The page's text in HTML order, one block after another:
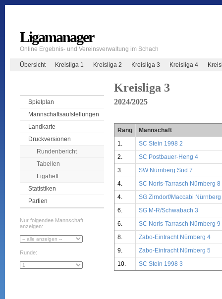
Ligamanager
Online Ergebnis- und Vereinsverwaltung im Schach
Übersicht Kreisliga 1 Kreisliga 2 Kreisliga 3 Kreisliga 4
Spielplan
Mannschaftsaufstellungen
Landkarte
Druckversionen
Rundenbericht
Tabellen
Ligaheft
Statistiken
Partien
Nur folgendee Mannschaft
anzeigen:
Runde:
Kreisliga 3
2024/2025
Rang
Mannschaft
1.
SC Stein 1998 2
2.
SC Postbauer-Heng 4
3.
SW Nürnberg Süd 7
4.
SC Noris-Tarrasch Nürnberg 8
4.
SG Zirndorf/Maccabi Nürnberg
6.
SG M-R/Schwabach 3
6.
SC Noris-Tarrasch Nürnberg 9
8.
Zabo-Eintracht Nürnberg 4
9.
Zabo-Eintracht Nürnberg 5
10.
SC Stein 1998 3